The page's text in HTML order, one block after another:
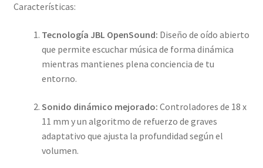
Características:
Tecnología JBL OpenSound: Diseño de oído abierto
que permite escuchar música de forma dinámica
mientras mantienes plena conciencia de tu
entorno.
Sonido dinámico mejorado: Controladores de 18 x
11 mm y un algoritmo de refuerzo de graves
adaptativo que ajusta la profundidad según el
volumen.